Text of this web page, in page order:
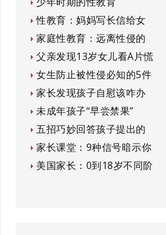
性教育：妈妈写长信给女
家庭性教育：远离性侵的
父亲发现13岁女儿看A片慌
女生防止被性侵必知的5件
家长发现孩子自慰该咋办
未成年孩子“早尝禁果”
五招巧妙回答孩子提出的
家长课堂：9种信号暗示你
美国家长：0到18岁不同阶